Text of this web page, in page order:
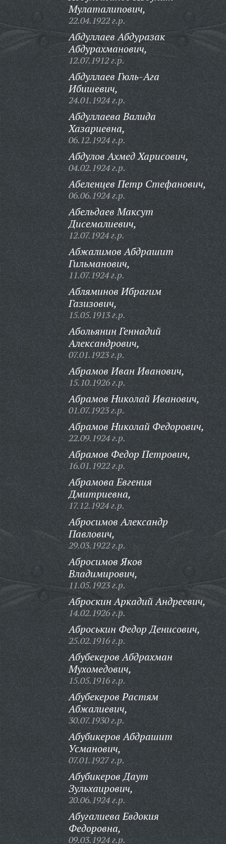
Мулаталипович,
22.04.1922 г.р.
Абдуллаев Абдуразак
Абдурахманович,
12.07.1912 г.р.
Абдуллаев Гюль-Ага
Ибишевич,
24.01.1924 г.р.
Абдуллаева Валида
Хазариевна,
06.12.1924 г.р.
Абдулов Ахмед Харисович,
04.02.1924 г.р.
Абеленцев Петр Стефанович,
06.06.1924 г.р.
Абельдаев Максут
Дисемалиевич,
12.07.1924 г.р.
Абжалимов Абдрашит
Гильманович,
11.07.1924 г.р.
Абляминов Ибрагим
Газизович,
15.05.1913 г.р.
Абольянин Геннадий
Александрович,
07.01.1923 г.р.
Абрамов Иван Иванович,
15.10.1926 г.р.
Абрамов Николай Иванович,
01.07.1923 г.р.
Абрамов Николай Федорович,
22.09.1924 г.р.
Абрамов Федор Петрович,
16.01.1922 г.р.
Абрамова Евгения
Дмитриевна,
17.12.1924 г.р.
Абросимов Александр
Павлович,
29.03.1922 г.р.
Абросимов Яков
Владимирович,
11.05.1923 г.р.
Аброскин Аркадий Андреевич,
14.02.1926 г.р.
Аброськин Федор Денисович,
25.02.1916 г.р.
Абубекеров Абдрахман
Мухомедович,
15.05.1916 г.р.
Абубекеров Растям
Абжалиевич,
30.07.1930 г.р.
Абубикеров Абдрашит
Усманович,
07.01.1927 г.р.
Абубикеров Даут
Зульхаирович,
20.06.1924 г.р.
Абугалиева Евдокия
Федоровна,
09.03.1924 г.р.